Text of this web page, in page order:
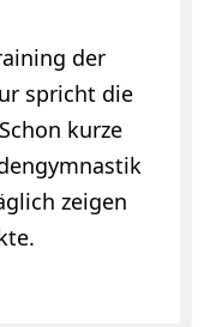
der
spricht die
kurze
zeigen